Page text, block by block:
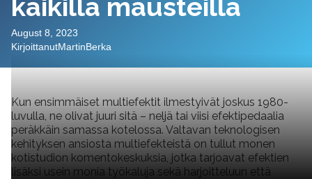
kaikilla mausteilla
August 8, 2023
KirjoittanutMartinBerka
Kun ensimmäiset multiefektit ilmestyivät joskus 1980-
luvulla, ne olivat juuri sitä – neljä tai viisi efektipedaalia
peräkkäin samassa kotelossa. Valtavan teknologisen
kehityksen ansiosta multiefekteistä on tullut monen
kotistudion komentokeskuksia, jotka tarjoavat efektien
lisäksi usein monia työkaluja sekä harjoitteluun että